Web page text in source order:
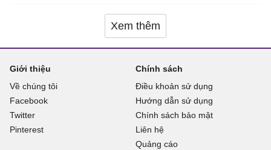
Xem thêm
Giới thiệu
Về chúng tôi
Facebook
Twitter
Pinterest
Chính sách
Điều khoản sử dụng
Hướng dẫn sử dụng
Chính sách bảo mật
Liên hệ
Quảng cáo